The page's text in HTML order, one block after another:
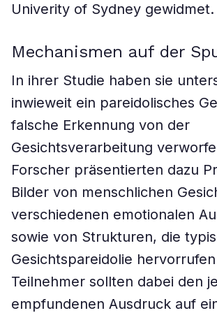
Univerity of Sydney gewidmet.
Mechanismen auf der
In ihrer Studie haben sie
inwieweit ein pareidolisches
falsche Erkennung von der
Gesichtsverarbeitung
Forscher präsentierten dazu
Bilder von menschlichen
verschiedenen emotionalen
sowie von Strukturen, die
Gesichtspareidolie
Teilnehmer sollten dabei den
empfundenen Ausdruck auf